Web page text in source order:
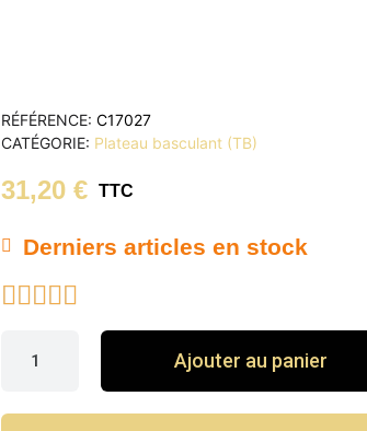
RÉFÉRENCE C17027
CATÉGORIE Plateau basculant (TB)
31,20 € TTC
Derniers articles en stock
    
Ajouter au panier